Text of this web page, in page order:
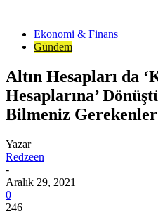
Ekonomi & Finans
Gündem
Altın Hesapları da
Hesaplarına’
Bilmeniz Gerekenler
Yazar
Redzeen
-
Aralık 29, 2021
0
246